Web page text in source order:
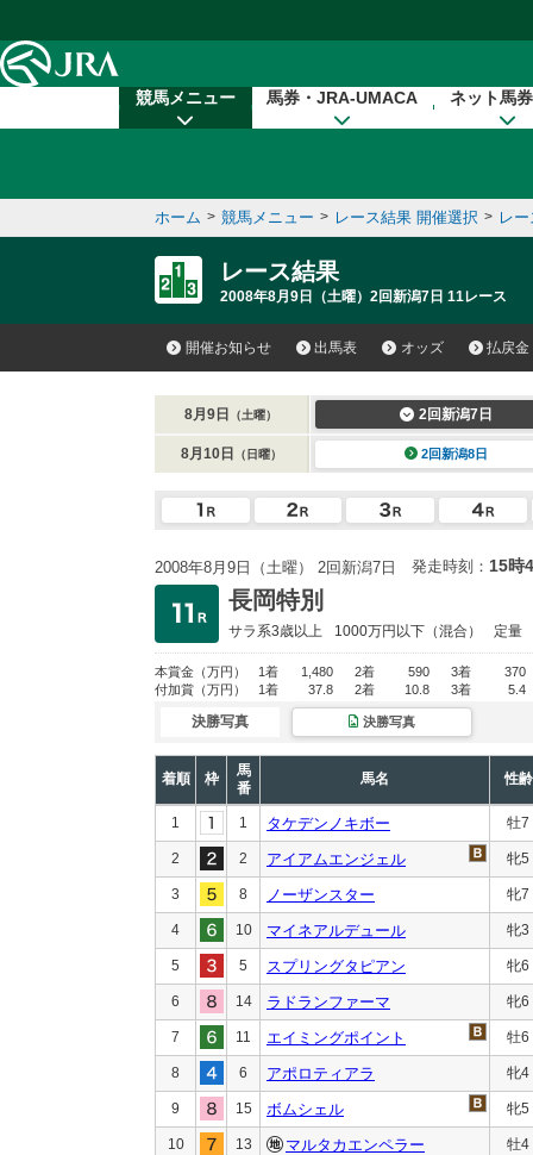
競馬メニュー 馬券・JRA-UMACA ネット馬
ホーム > 競馬メニュー > レース結果 開催選択 > レ
レース結果
2008年8月9日（土曜）2回新潟7日 11レース
開催お知らせ 出馬表 オッズ 払戻金
8月9日 （土曜） 2回新潟7日
8月10日 （日曜） 2回新潟8日
2008年8月9日（土曜） 2回新潟7日 発走時刻： 15時
長岡特別
サラ系3歳以上 1000万円以下 （混合） 定量
本賞金 （万円） 1着 1,480 2着 590 3着
370
付加賞 （万円） 1着 37.8 2着 10.8 3着 5.4
決勝写真 決勝写真
着順 枠
馬
番
馬名 性齢
1 1 タケデンノキボー 牡7
2 2 アイアムエンジェル 牝5
3 8 ノーザンスター 牝7
4 10 マイネアルデュール 牝3
5 5 スプリングタピアン 牝6
6 14 ラドランファーマ 牝6
7 11 エイミングポイント 牡6
8 6 アポロティアラ 牝4
9 15 ボムシェル 牝5
10 13 マルタカエンペラー 牡4